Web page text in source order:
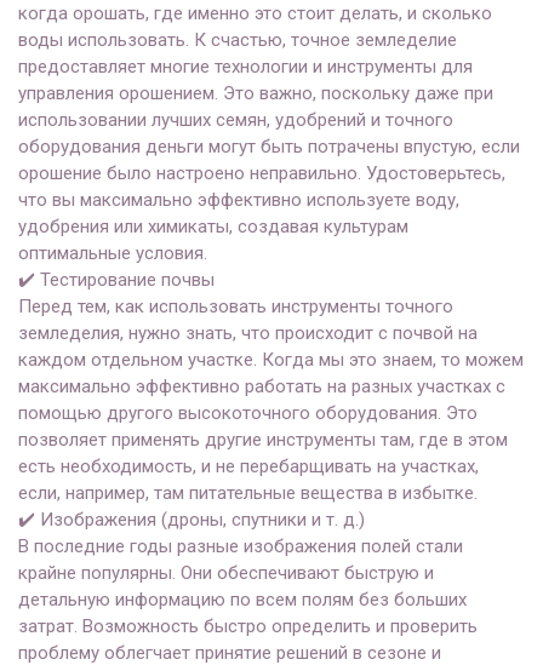
когда орошать, где именно это стоит делать, и сколько
воды использовать. К счастью, точное земледелие
предоставляет многие технологии и инструменты для
управления орошением. Это важно, поскольку даже при
использовании лучших семян, удобрений и точного
оборудования деньги могут быть потрачены впустую, если
орошение было настроено неправильно. Удостоверьтесь,
что вы максимально эффективно используете воду,
удобрения или химикаты, создавая культурам
оптимальные условия.
✔️ Тестирование почвы
Перед тем, как использовать инструменты точного
земледелия, нужно знать, что происходит с почвой на
каждом отдельном участке. Когда мы это знаем, то можем
максимально эффективно работать на разных участках с
помощью другого высокоточного оборудования. Это
позволяет применять другие инструменты там, где в этом
есть необходимость, и не перебарщивать на участках,
если, например, там питательные вещества в избытке.
✔️ Изображения (дроны, спутники и т. д.)
В последние годы разные изображения полей стали
крайне популярны. Они обеспечивают быструю и
детальную информацию по всем полям без больших
затрат. Возможность быстро определить и проверить
проблему облегчает принятие решений в сезоне и